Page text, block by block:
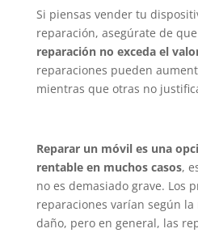
Si piensas vender tu
reparación, asegúrate de que
reparación no exceda el
reparaciones pueden
mientras que otras no
Reparar un móvil es una
rentable en muchos casos,
no es demasiado grave. Los
reparaciones varían según
daño, pero en general, las